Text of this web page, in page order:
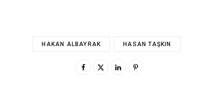
HAKAN ALBAYRAK HASAN TAŞKIN